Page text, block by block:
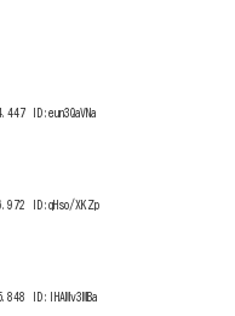
ID:eun3QaVNa
ID:qHso/XKZp
ID:lHAMv3MBa